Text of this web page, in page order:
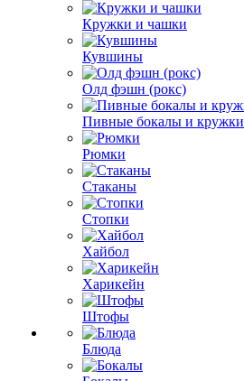
Кружки и чашки
Кувшины
Олд фэшн (рокс)
Пивные бокалы и кружки
Рюмки
Стаканы
Стопки
Хайбол
Харикейн
Штофы
Блюда